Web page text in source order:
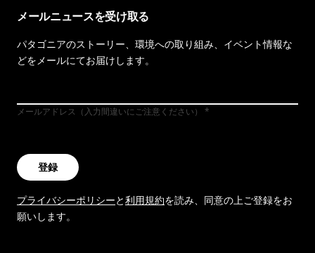
メールニュースを受け取る
パタゴニアのストーリー、環境への取り組み、イベント情報な
どをメールにてお届けします。
メールアドレス（入力間違いにご注意ください）
登録
プライバシーポリシーと利用規約を読み、同意の上ご登録をお
願いします。